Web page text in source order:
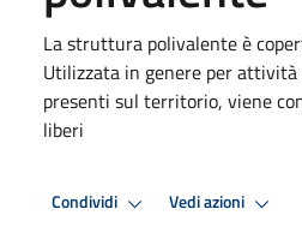
La struttura polivalente è
Utilizzata in genere per
presenti sul territorio, viene
liberi
Condividi Vedi azioni